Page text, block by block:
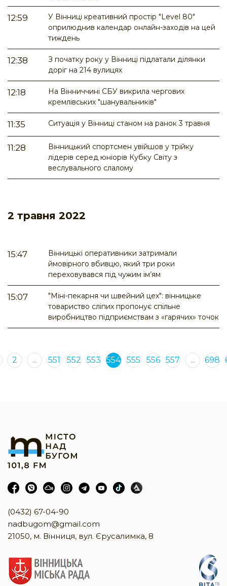
12:59
У Вінниці креативний простір "Level 80"
оприлюднив календар онлайн-заходів на цей
тиждень
12:38
З початку року у Вінниці підлатали ділянки
доріг на 214 вулицях
12:18
На Вінниччині СБУ викрила чергових
кремлівських "шанувальників"
11:35 Ситуація у Вінниці станом на ранок 3 травня
11:28
Вінницький спортсмен увійшов у трійку
лідерів серед юніорів Кубку Світу з
веслувального слалому
2 травня 2022
15:47
Вінницькі оперативники затримали
ймовірного вбивцю, який три роки
переховувався під чужим ім’ям
15:07
"Міні-пекарня чи швейний цех": вінницьке
товариство сліпих пропонує спільне
виробництво підприємствам з «гарячих» точок
2 ... 551 552 553 554 555 556 557 ... 698
(0432) 67-04-90
nadbugom@gmail.com
21050, м. Вінниця, вул. Єрусалимка, 8